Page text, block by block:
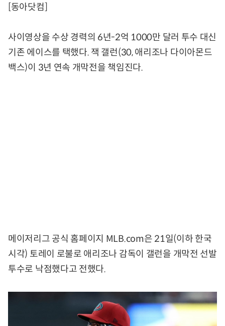
[동아닷컴]
사이영상을 수상 경력의 6년-2억 1000만 달러 투수 대신
기존 에이스를 택했다. 잭 갤런(30, 애리조나 다이아몬드
백스)이 3년 연속 개막전을 책임진다.
메이저리그 공식 홈페이지 MLB.com은 21일(이하 한국
시각) 토레이 로불로 애리조나 감독이 갤런을 개막전 선발
투수로 낙점했다고 전했다.